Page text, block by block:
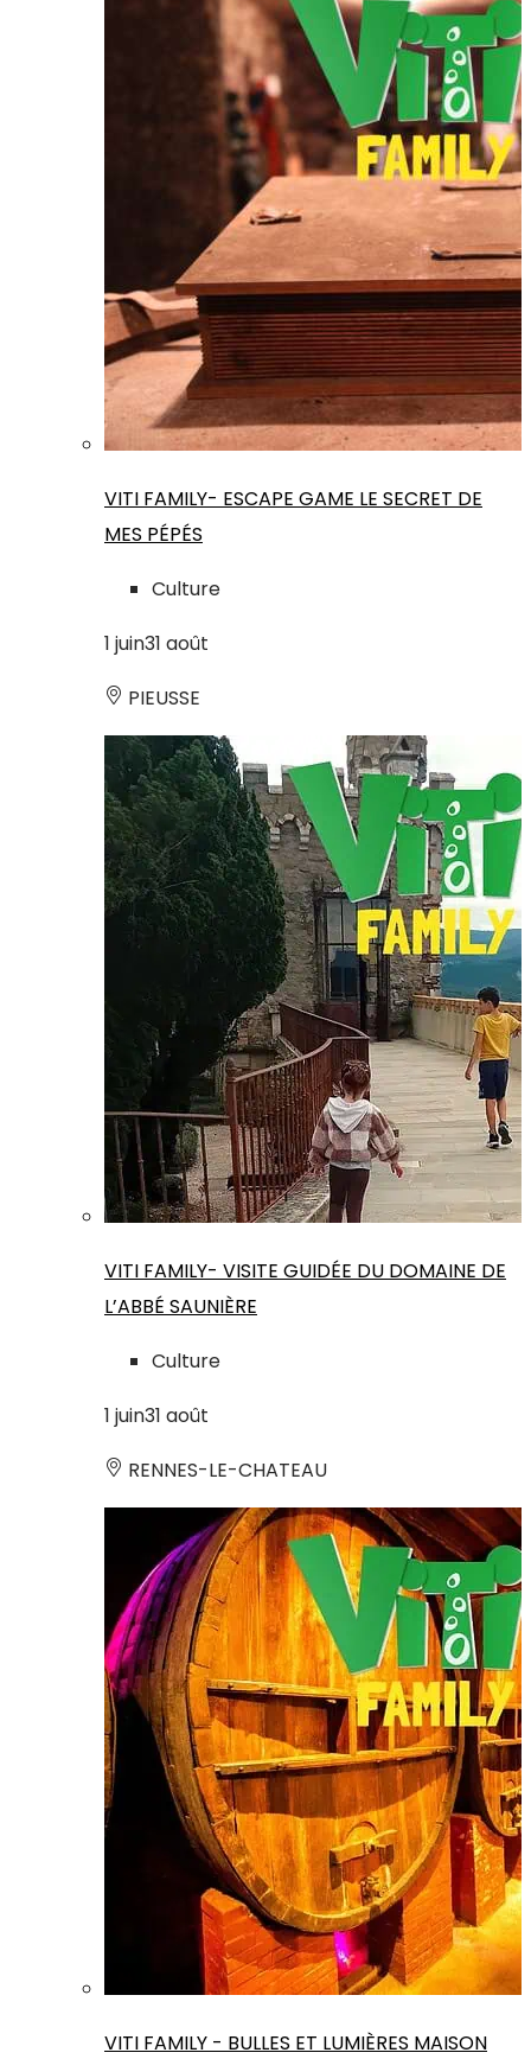
VITI FAMILY- ESCAPE GAME LE SECRET DE
MES PÉPÉS
Culture
1 juin31 août
PIEUSSE
VITI FAMILY- VISITE GUIDÉE DU DOMAINE DE
L’ABBÉ SAUNIÈRE
Culture
1 juin31 août
RENNES-LE-CHATEAU
VITI FAMILY - BULLES ET LUMIÈRES MAISON